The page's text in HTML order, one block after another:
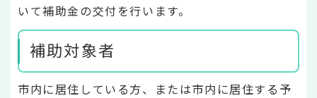
いて補助金の交付を行います。
補助対象者
市内に居住している方、または市内に居住する予